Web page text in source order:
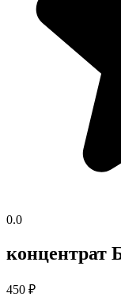
0.0
концентрат
450 ₽